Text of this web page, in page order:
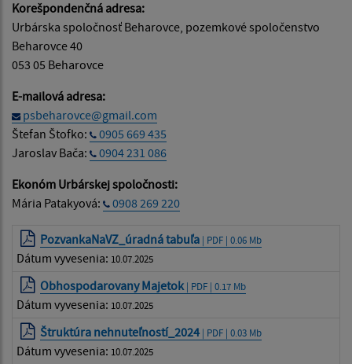
Korešpondenčná adresa:
Urbárska spoločnosť Beharovce, pozemkové spoločenstvo
Beharovce 40
053 05 Beharovce
E-mailová adresa:
psbeharovce@gmail.com
Štefan Štofko:
0905 669 435
Jaroslav Bača:
0904 231 086
Ekonóm Urbárskej spoločnosti:
Mária Patakyová:
0908 269 220
PozvankaNaVZ_úradná tabuľa | PDF | 0.06 Mb
Dátum vyvesenia: 10.07.2025
Obhospodarovany Majetok | PDF | 0.17 Mb
Dátum vyvesenia: 10.07.2025
Štruktúra nehnuteľností_2024 | PDF | 0.03 Mb
Dátum vyvesenia: 10.07.2025